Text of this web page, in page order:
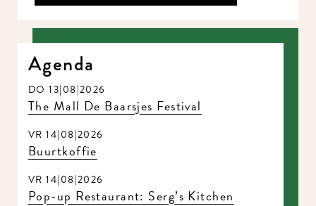
Agenda
DO 13|08|2026
The Mall De Baarsjes Festival
VR 14|08|2026
Buurtkoffie
VR 14|08|2026
Pop-up Restaurant: Serg’s Kitchen